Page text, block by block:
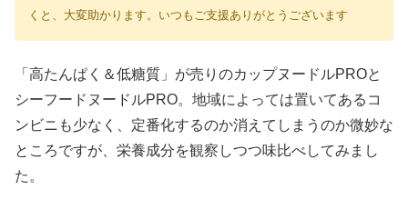
くと、大変助かります。いつもご支援ありがとうございます
「高たんぱく＆低糖質」が売りのカップヌードルPROと
シーフードヌードルPRO。地域によっては置いてあるコ
ンビニも少なく、定番化するのか消えてしまうのか微妙な
ところですが、栄養成分を観察しつつ味比べしてみまし
た。